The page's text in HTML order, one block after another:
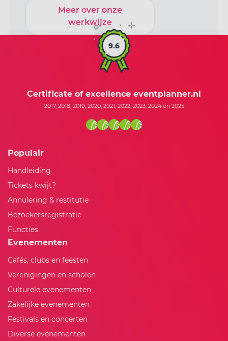
Meer over onze
werkwijze
9.6
Certificate of excellence eventplanner.nl
2017, 2018, 2019, 2020, 2021, 2022, 2023, 2024 én 2025
Populair
Handleiding
Tickets kwijt?
Annulering & restitutie
Bezoekersregistratie
Functies
Evenementen
Cafés, clubs en feesten
Verenigingen en scholen
Culturele evenementen
Zakelijke evenementen
Festivals en concerten
Diverse evenementen